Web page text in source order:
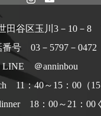
田谷区玉川3－10－8
番号 03－5797－0472
LINE ＠anninbou
11：40～15：00（15
：00～21：00